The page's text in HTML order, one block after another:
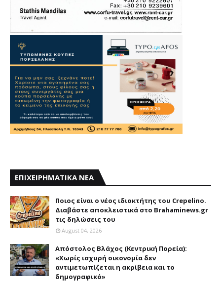
ΕΠΙΧΕΙΡΗΜΑΤΙΚΑ ΝΕΑ
Ποιος είναι ο νέος ιδιοκτήτης του Crepelino.
Διαβάστε αποκλειστικά στο Brahaminews.gr
τις δηλώσεις του
August 04, 2026
Απόστολος Βλάχος (Κεντρική Πορεία):
«Χωρίς ισχυρή οικονομία δεν
αντιμετωπίζεται η ακρίβεια και το
δημογραφικό»